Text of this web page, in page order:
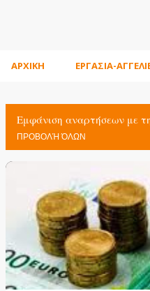
ΑΡΧΙΚΗ ΕΡΓΑΣΙΑ-
Εμφάνιση αναρτήσεων με
ΠΡΟΒΟΛΉ ΌΛΩΝ
τ
ή
σ